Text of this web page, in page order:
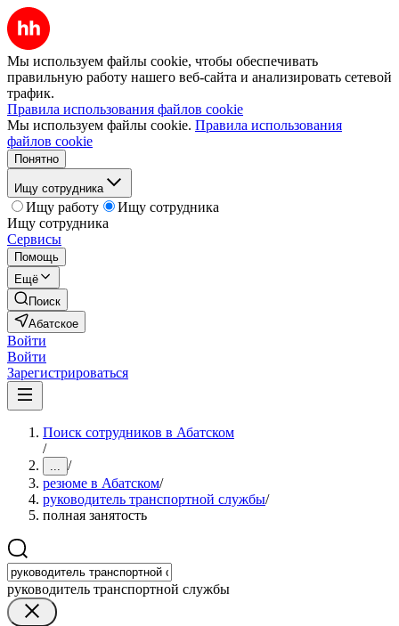
Мы используем файлы cookie, чтобы обеспечивать
правильную работу нашего веб-сайта и анализировать сетевой
трафик.
Правила использования файлов cookie
Мы используем файлы cookie. Правила использования
файлов cookie
Понятно
Ищу сотрудника
Ищу работу
Ищу сотрудника
Ищу сотрудника
Сервисы
Помощь
Ещё
Поиск
Абатское
Войти
Войти
Зарегистрироваться
Поиск сотрудников в Абатском
/
... /
резюме в Абатском/
руководитель транспортной службы/
полная занятость
руководитель транспортной службы